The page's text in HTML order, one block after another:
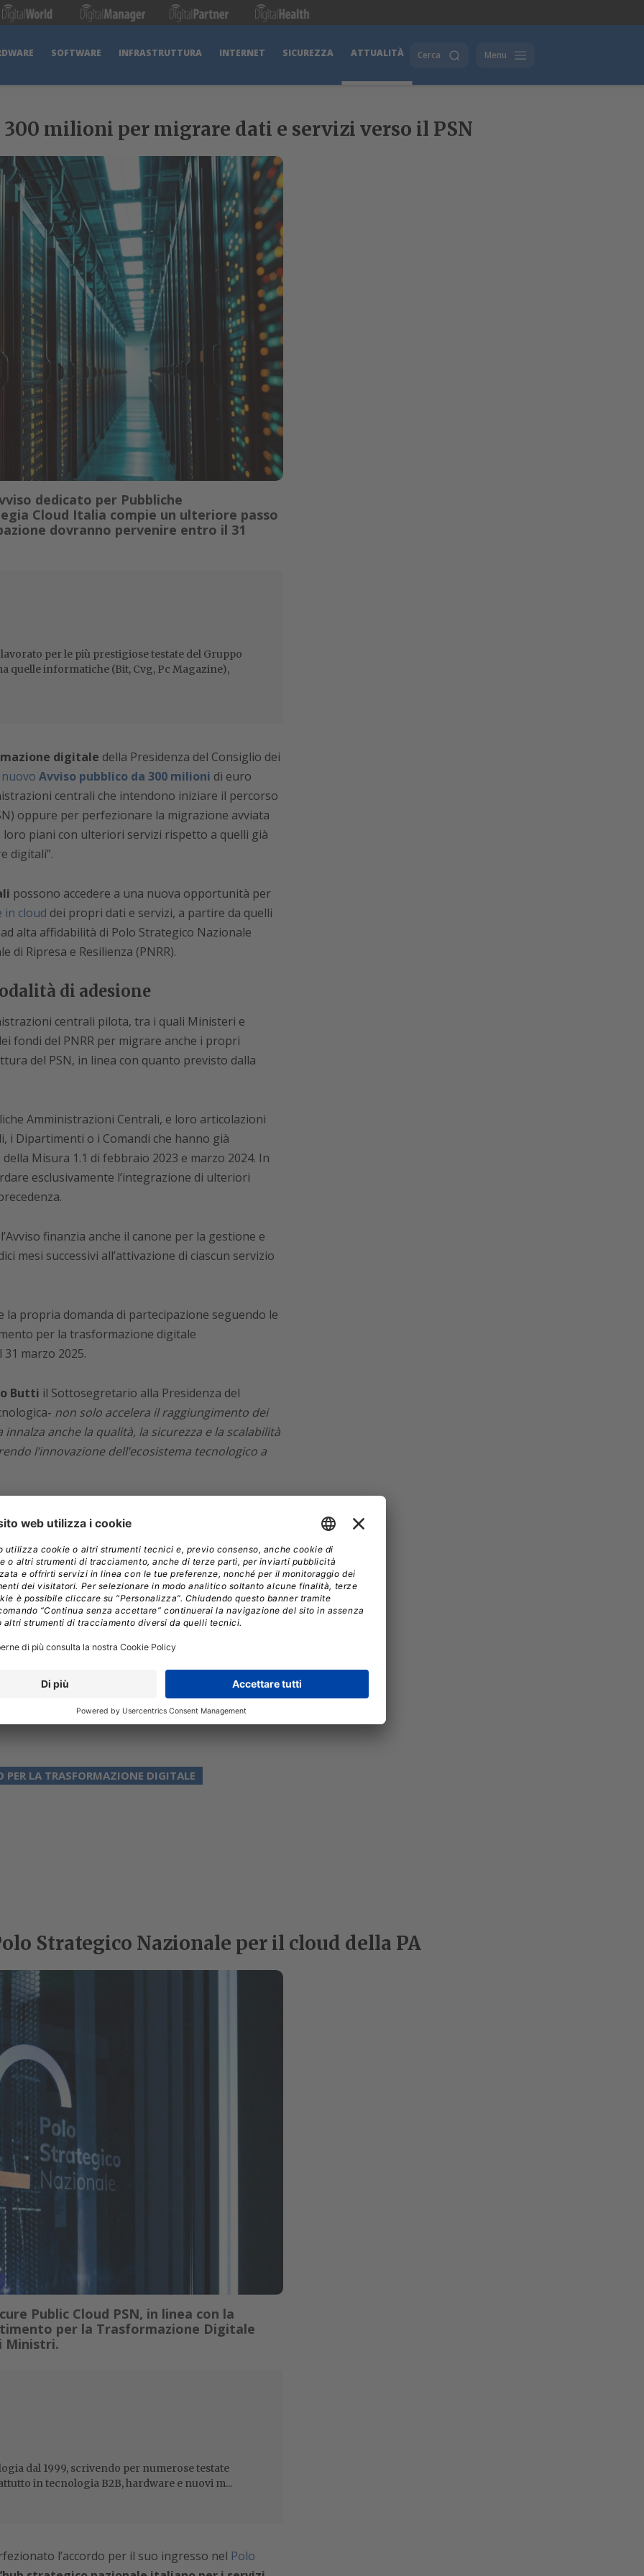
SOFTWARE INFRASTRUTTURA INTERNET SICUREZZA ATTUALITÀ Cerca Menu
300 milioni per migrare dati e servizi verso il PSN
dedicato per Pubbliche
Cloud Italia compie un ulteriore passo
dovranno pervenire entro il 31
per le più prestigiose testate del Gruppo
quelle informatiche (Bit, Cvg, Pc Magazine),
digitale della Presidenza del Consiglio dei
Avviso pubblico da 300 milioni di euro
centrali che intendono iniziare il percorso
oppure per perfezionare la migrazione avviata
piani con ulteriori servizi rispetto a quelli già
digitali”.
possono accedere a una nuova opportunità per
in cloud dei propri dati e servizi, a partire da quelli
alta affidabilità di Polo Strategico Nazionale
di Ripresa e Resilienza (PNRR).
di adesione
centrali pilota, tra i quali Ministeri e
fondi del PNRR per migrare anche i propri
del PSN, in linea con quanto previsto dalla
Amministrazioni Centrali, e loro articolazioni
i Dipartimenti o i Comandi che hanno già
Misura 1.1 di febbraio 2023 e marzo 2024. In
esclusivamente l’integrazione di ulteriori
finanzia anche il canone per la gestione e
mesi successivi all’attivazione di ciascun servizio
propria domanda di partecipazione seguendo le
per la trasformazione digitale
marzo 2025.
Butti il Sottosegretario alla Presidenza del
non solo accelera il raggiungimento dei
anche la qualità, la sicurezza e la scalabilità
l’innovazione dell’ecosistema tecnologico a
di Polo Strategico Nazionale ha aggiunto:
la possibilità di migrare i propri dati e servizi
Nazionale, avvalendosi di un’infrastruttura
per la trasformazione digitale e
(ACN), la Strategia traccia un percorso guidato
nellamigrazione dei dati e degli applicativi
coerenza con gli obiettivi del PNRR.
PER LA TRASFORMAZIONE DIGITALE
Strategico Nazionale per il cloud della PA
Public Cloud PSN, in linea con la
per la Trasformazione Digitale
Ministri.
dal 1999, scrivendo per numerose testate
in tecnologia B2B, hardware e nuovi m...
l’accordo per il suo ingresso nel Polo